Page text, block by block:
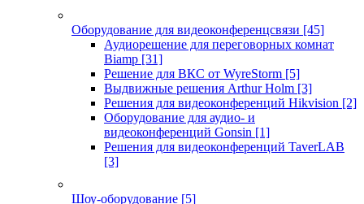
Оборудование для видеоконференцсвязи [45]
Аудиорешение для переговорных комнат
Biamp [31]
Решение для ВКС от WyreStorm [5]
Выдвижные решения Arthur Holm [3]
Решения для видеоконференций Hikvision [2]
Оборудование для аудио- и
видеоконференций Gonsin [1]
Решения для видеоконференций TaverLAB
[3]
Шоу-оборудование [5]